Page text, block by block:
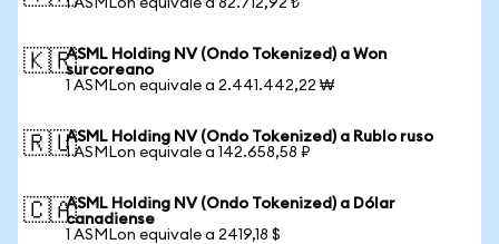
1 ASMLon equivale a 82.712,92 ₺
🇰🇷ASML Holding NV (Ondo Tokenized) a Won
surcoreano
1 ASMLon equivale a 2.441.442,22 ₩
🇷🇺ASML Holding NV (Ondo Tokenized) a Rublo ruso
1 ASMLon equivale a 142.658,58 ₽
🇨🇦ASML Holding NV (Ondo Tokenized) a Dólar
canadiense
1 ASMLon equivale a 2419,18 $